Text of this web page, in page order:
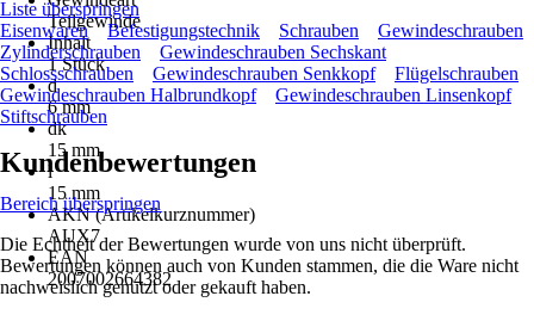
Teilgewinde
Inhalt
1 Stück
d
6 mm
dk
15 mm
l
15 mm
AKN (Artikelkurznummer)
AUX7
EAN
2007002664382
Liste überspringen
Eisenwaren
Befestigungstechnik Schrauben
Gewindeschrauben
Zylinderschrauben
Gewindeschrauben Sechskant
Schlossschrauben
Gewindeschrauben Senkkopf
Flügelschrauben
Gewindeschrauben Halbrundkopf
Gewindeschrauben Linsenkopf
Stiftschrauben
Kundenbewertungen
Bereich überspringen
Die Echtheit der Bewertungen wurde von uns nicht überprüft.
Bewertungen können auch von Kunden stammen, die die Ware nicht
nachweislich genutzt oder gekauft haben.